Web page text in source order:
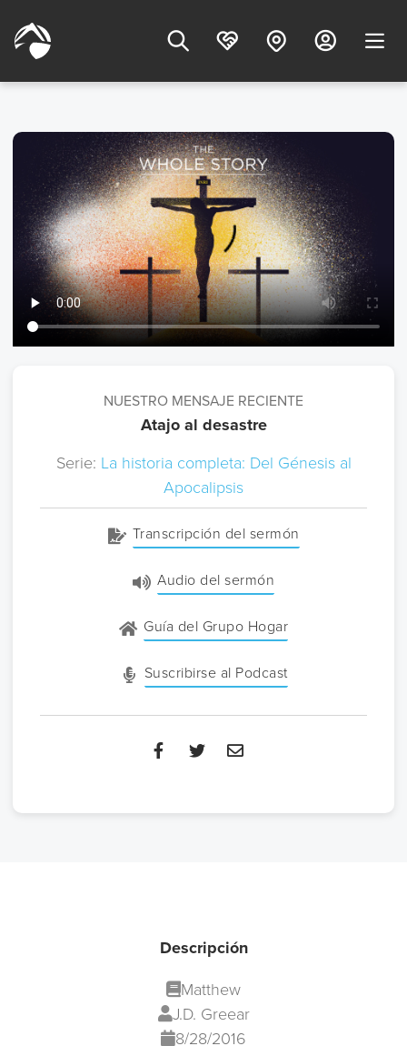
NUESTRO MENSAJE RECIENTE
Atajo al desastre
Serie: La historia completa: Del Génesis al
Apocalipsis
Transcripción del sermón
Audio del sermón
Guía del Grupo Hogar
Suscribirse al Podcast
Descripción
Matthew
J.D. Greear
8/28/2016